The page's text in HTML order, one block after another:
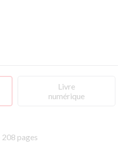
la Seconde Guerre mondiale.
de l'art à l'émotion du
Livre
numérique
208 pages